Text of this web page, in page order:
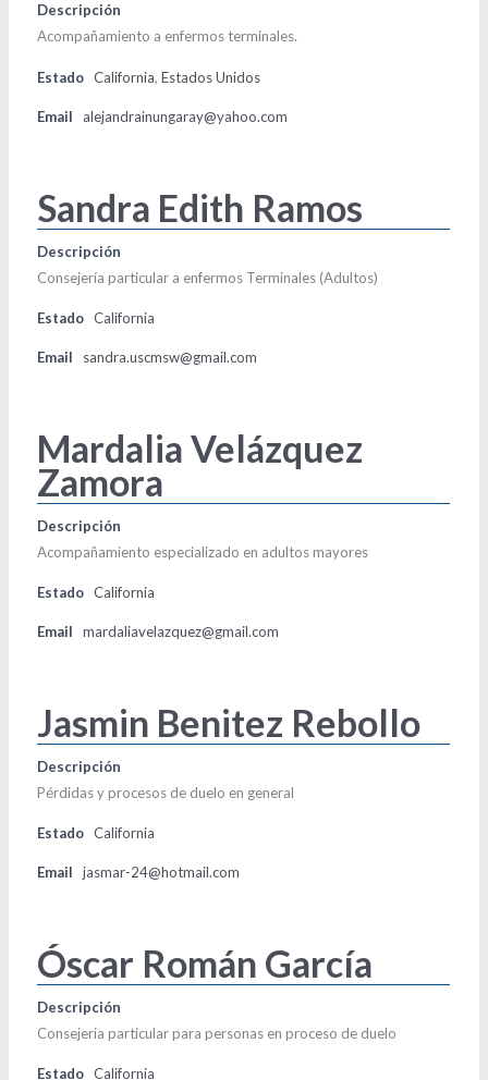
Descripción
Acompañamiento a enfermos terminales.
Estado California,Estados Unidos
Email alejandrainungaray@yahoo.com
Sandra Edith Ramos
Descripción
Consejería particular a enfermos Terminales (Adultos)
Estado California
Email sandra.uscmsw@gmail.com
Mardalia Velázquez
Zamora
Descripción
Acompañamiento especializado en adultos mayores
Estado California
Email mardaliavelazquez@gmail.com
Jasmin Benitez Rebollo
Descripción
Pérdidas y procesos de duelo en general
Estado California
Email jasmar-24@hotmail.com
Óscar Román García
Descripción
Consejeria particular para personas en proceso de duelo
Estado California